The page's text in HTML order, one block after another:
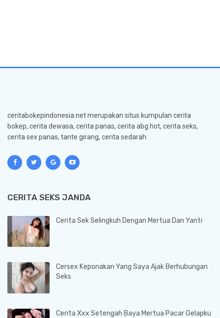
ceritabokepindonesia.net merupakan situs kumpulan cerita
bokep, cerita dewasa, cerita panas, cerita abg hot, cerita seks,
cerita sex panas, tante girang, cerita sedarah.
CERITA SEKS JANDA
Cerita Sek Selingkuh Dengan Mertua Dan Yanti
Cersex Keponakan Yang Saya Ajak Berhubungan
Seks
Cerita Xxx Setengah Baya Mertua Pacar Gelapku